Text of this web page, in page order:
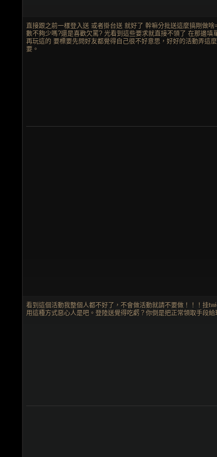
直接跟之前一樣登入送 或者掛台送 就好了 幹嘛分批送這麼搞剛做
數不夠少嗎?還是喜歡欠罵? 光看到這些要求就直接不領了 在那邊
再玩這的 要標要先問好友都覺得自己很不好意思，好好的活動弄這
要。
看到這個活動我整個人都不好了，不會做活動就請不要做！！！挂
用這種方式惡心人是吧。登陸送覺得吃虧？你倒是把正常領取手段